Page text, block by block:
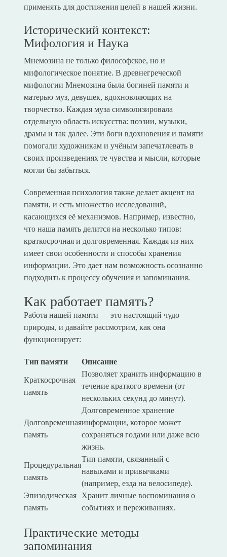
применять для достижения целей в нашей жизни.
Исторический контекст:
Мифология и Наука
Мнемозина не только философское, но и
мифологическое понятие. В древнегреческой
мифологии Мнемозина была богиней памяти и
матерью муз, девушек, вдохновляющих на
творчество. Каждая муза символизировала
отдельную область искусства: поэзии, музыки,
драмы и так далее. Эти боги вдохновения и памяти
помогали художникам и учёным запечатлевать в
своих произведениях те чувства и мысли, которые
могли бы забыться.
Современная психология также делает акцент на
памяти, и есть множество исследований,
касающихся её механизмов. Например, известно,
что наша память делится на несколько типов:
краткосрочная и долговременная. Каждая из них
имеет свои особенности и способы хранения
информации. Это дает нам возможность осознанно
подходить к процессу обучения и запоминания.
Как работает память?
Работа нашей памяти — это настоящий чудо
природы, и давайте рассмотрим, как она
функционирует:
Тип памяти Описание
Краткосрочная
память
Позволяет хранить информацию в
течение краткого времени (от
нескольких секунд до минут).
Долговременная
память
Долговременное хранение
информации, которое может
сохраняться годами или даже всю
жизнь.
Процедуральная
память
Тип памяти, связанный с
навыками и привычками
(например, езда на велосипеде).
Эпизодическая
память
Хранит личные воспоминания о
событиях и переживаниях.
Практические методы
запоминания